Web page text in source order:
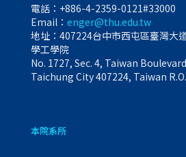
電話： +886-4-2359-0121#33000
Email： enger@thu.edu.tw
地址：407224台中市西屯區臺灣大
學工學院
No. 1727, Sec. 4, Taiwan
Taichung City 407224, Taiwan
本院系所